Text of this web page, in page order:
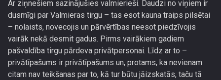
Ar ziņnešiem sazinājušies valmierieši. Daudzi no viņiem ir
dusmīgi par Valmieras tirgu – tas esot kauna traips pilsētai
– nolaists, novecojis un pārvērtības neesot piedzīvojis
vairāk nekā desmit gadus. Pirms vairākiem gadiem
pašvaldība tirgu pārdeva privātpersonai. Līdz ar to –
privātīpašums ir privātīpašums un, protams, ka nevienam
citam nav teikšanas par to, kā tur būtu jāizskatās, taču tā